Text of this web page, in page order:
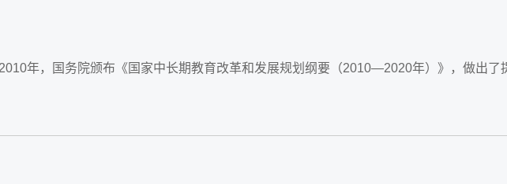
年，国务院颁布《国家中长期教育改革和发展规划纲要（2010—2020年）》，做出了